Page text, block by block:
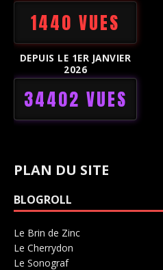
1440 VUES
DEPUIS LE 1ER JANVIER
2026
34402 VUES
PLAN DU SITE
BLOGROLL
Le Brin de Zinc
Le Cherrydon
Le SonografSalle de concerts 0